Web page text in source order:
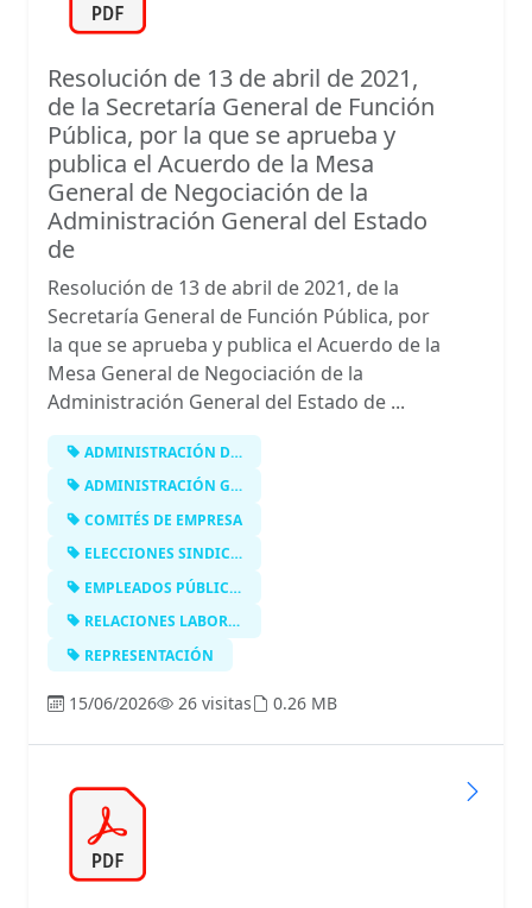
Resolución de 13 de abril de 2021,
de la Secretaría General de Función
Pública, por la que se aprueba y
publica el Acuerdo de la Mesa
General de Negociación de la
Administración General del Estado
de
Resolución de 13 de abril de 2021, de la
Secretaría General de Función Pública, por
la que se aprueba y publica el Acuerdo de la
Mesa General de Negociación de la
Administración General del Estado de ...
ADMINISTRACIÓN DEL ESTADO EN EL EXT…
ADMINISTRACIÓN GENERAL DEL ESTADO
COMITÉS DE EMPRESA
ELECCIONES SINDICALES
EMPLEADOS PÚBLICOS
RELACIONES LABORALES
REPRESENTACIÓN
15/06/2026 26 visitas 0.26 MB